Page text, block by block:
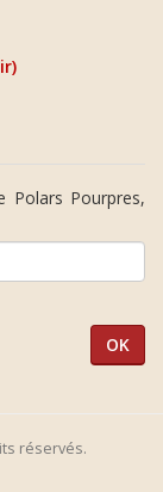
Polars Pourpres,
réservés.